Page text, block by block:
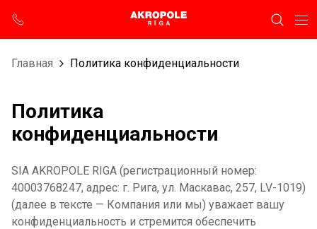
Главная Политика конфиденциальности
Политика
конфиденциальности
SIA AKROPOLE RIGA (регистрационный номер:
40003768247, адрес: г. Рига, ул. Маскавас, 257, LV-1019)
(далее в тексте — Компания или мы) уважает вашу
конфиденциальность и стремится обеспечить